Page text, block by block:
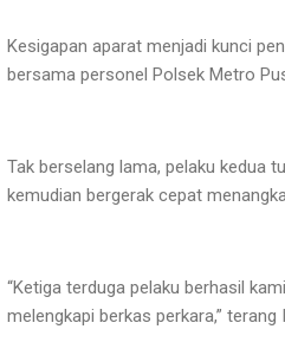
Kesigapan aparat menjadi kunci
bersama personel Polsek Metro
Tak berselang lama, pelaku kedua
kemudian bergerak cepat
“Ketiga terduga pelaku berhasil
melengkapi berkas perkara,” terang